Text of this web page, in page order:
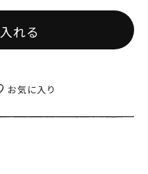
れる
お気に入り